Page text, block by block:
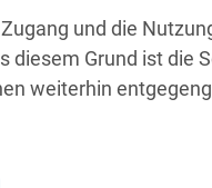
und die
Grund ist die
weiterhin